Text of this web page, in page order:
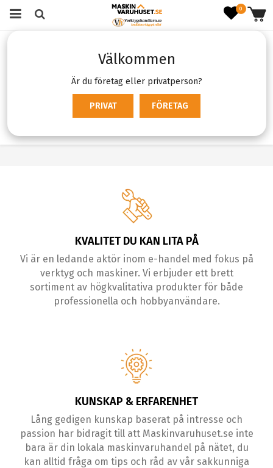
0
Välkommen
Är du företag eller privatperson?
PRIVAT FÖRETAG
Slippappersrullar
Sortering
KVALITET DU KAN LITA PÅ
Vi är en ledande aktör inom e-handel med fokus på
verktyg och maskiner. Vi erbjuder ett brett
sortiment av högkvalitativa produkter för både
professionella och hobbyanvändare.
KUNSKAP & ERFARENHET
Lång gedigen kunskap baserat på intresse och
passion har bidragit till att Maskinvaruhuset.se inte
bara är din lokala maskinvaruhandel på nätet, du
kan alltid fråga om tips och råd av vår sakkunniga